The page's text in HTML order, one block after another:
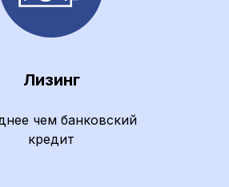
Лизинг
чем банковский
кредит